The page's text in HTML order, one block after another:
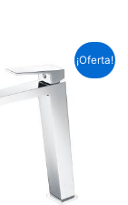
¡Oferta!
precio
original
era:
143,99 €.
precio
actual
es:
106,59 €.